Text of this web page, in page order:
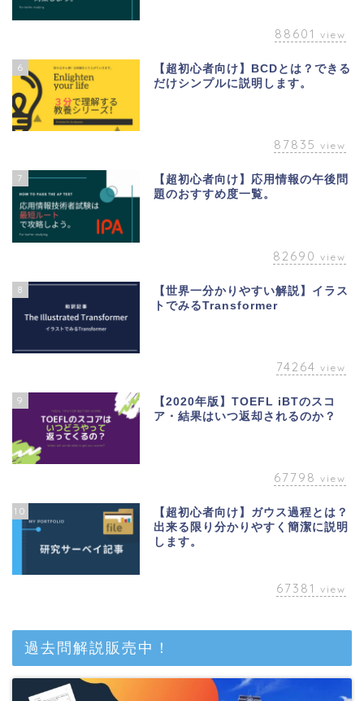
88601 view
6
【超初心者向け】BCDとは？できる
だけシンプルに説明します。
87835 view
7
【超初心者向け】応用情報の午後問
題のおすすめ度一覧。
82690 view
8
【世界一分かりやすい解説】イラス
トでみるTransformer
74264 view
9
【2020年版】TOEFL iBTのスコ
ア・結果はいつ返却されるのか？
67798 view
10
【超初心者向け】ガウス過程とは？
出来る限り分かりやすく簡潔に説明
します。
67381 view
過去問解説販売中！
英語